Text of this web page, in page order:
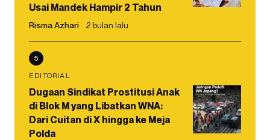
Usai Mandek Hampir 2 Tahun
Risma Azhari 2 bulan lalu
5
EDITORIAL
Dugaan Sindikat Prostitusi Anak
di Blok M yang Libatkan WNA:
Dari Cuitan di X hingga ke Meja
Polda